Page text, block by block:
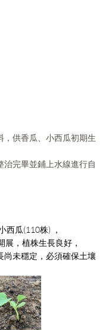
，供香瓜、小西瓜初期生
治完畢並鋪上水線進行自
西瓜(110株) ，
展，植株生長良好，
尚未穩定，必須確保土壤